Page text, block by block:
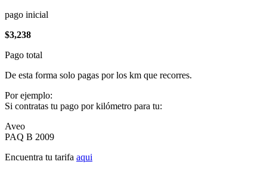
pago inicial
$3,238
Pago total
De esta forma solo pagas por los km que recorres.
Por ejemplo:
Si contratas tu pago por kilómetro para tu:
Aveo
PAQ B 2009
Encuentra tu tarifa aqui